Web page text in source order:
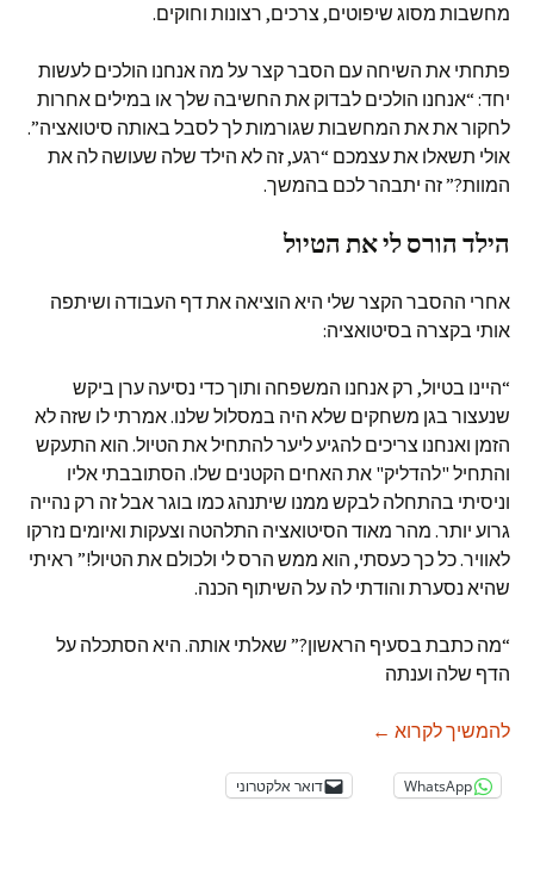
מחשבות מסוג שיפוטים, צרכים, רצונות וחוקים.
פתחתי את השיחה עם הסבר קצר על מה אנחנו הולכים לעשות
יחד: “אנחנו הולכים לבדוק את החשיבה שלך או במילים אחרות
לחקור את את המחשבות שגורמות לך לסבל באותה סיטואציה”.
אולי תשאלו את עצמכם “רגע, זה לא הילד שלה שעושה לה את
המוות?” זה יתבהר לכם בהמשך.
הילד הורס לי את הטיול
אחרי ההסבר הקצר שלי היא הוציאה את דף העבודה ושיתפה
אותי בקצרה בסיטואציה:
“היינו בטיול, רק אנחנו המשפחה ותוך כדי נסיעה ערן ביקש
שנעצור בגן משחקים שלא היה במסלול שלנו. אמרתי לו שזה לא
הזמן ואנחנו צריכים להגיע ליער להתחיל את הטיול. הוא התעקש
והתחיל "להדליק" את האחים הקטנים שלו. הסתובבתי אליו
וניסיתי בהתחלה לבקש ממנו שיתנהג כמו בוגר אבל זה רק נהייה
גרוע יותר. מהר מאוד הסיטואציה התלהטה וצעקות ואיומים נזרקו
לאוויר. כל כך כעסתי, הוא ממש הרס לי ולכולם את הטיול!” ראיתי
שהיא נסערת והודתי לה על השיתוף הכנה.
“מה כתבת בסעיף הראשון?” שאלתי אותה. היא הסתכלה על
הדף שלה וענתה
להמשיך לקרוא הוא הורס לנו את הטיול
←
WhatsApp דואר אלקטרוני